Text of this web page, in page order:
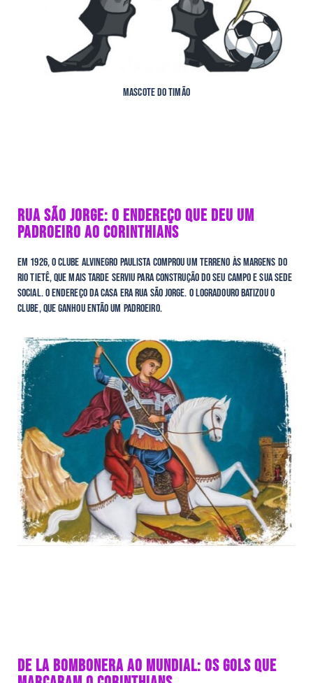
Mascote do Timão
RUA SÃO JORGE: O ENDEREÇO QUE DEU UM
PADROEIRO AO CORINTHIANS
Em 1926, o clube alvinegro paulista comprou um terreno às margens do
Rio Tietê, que mais tarde serviu para construção do seu campo e sua sede
social. O endereço da casa era Rua São Jorge. O logradouro batizou o
clube, que ganhou então um padroeiro.
DE LA BOMBONERA AO MUNDIAL: OS GOLS QUE